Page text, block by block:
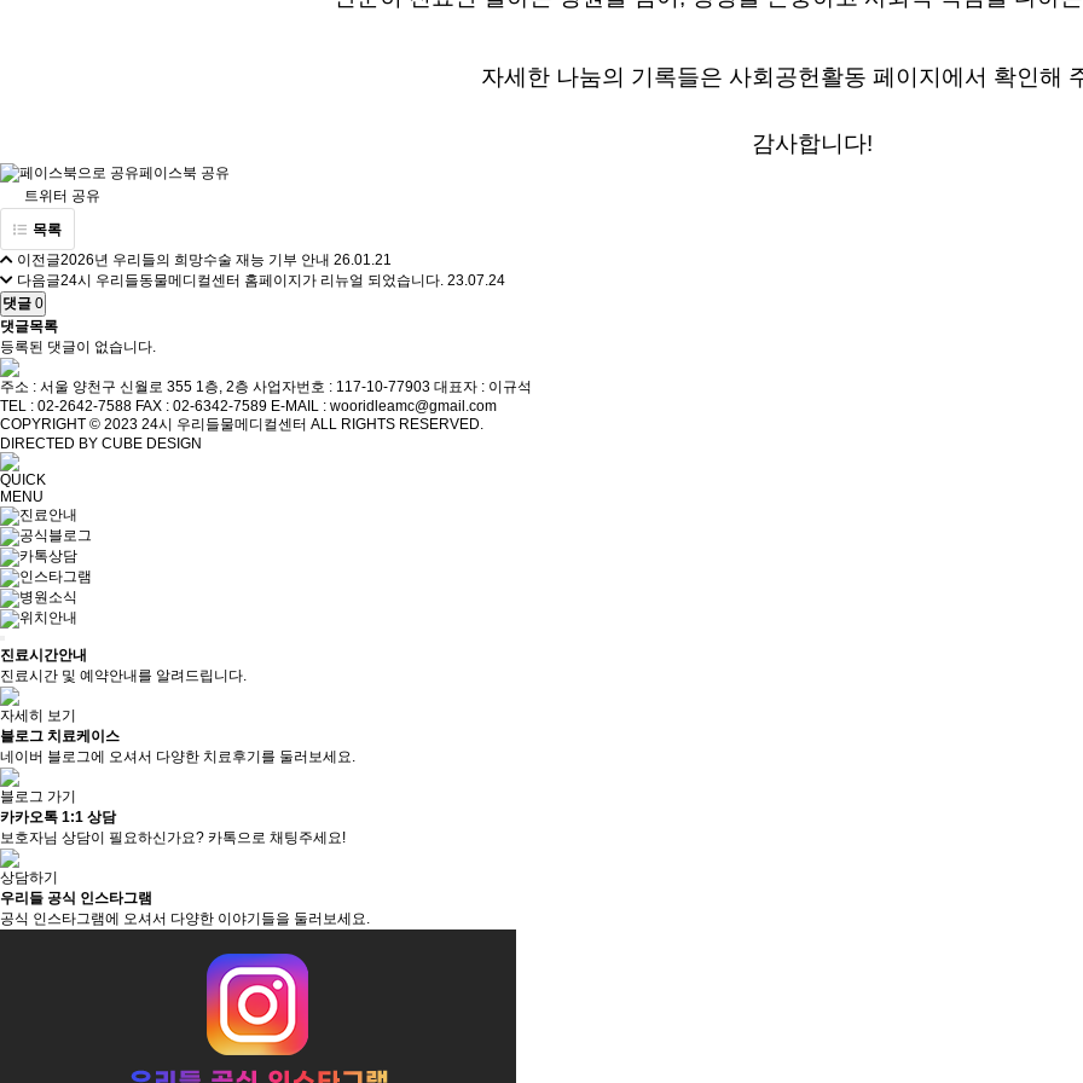
자세한 나눔의 기록들은 사회공헌활동 페이지에서 확인해
감사합니다!
페이스북 공유
트위터 공유
목록
이전글2026년 우리들의 희망수술 재능 기부 안내 26.01.21
다음글24시 우리들동물메디컬센터 홈페이지가 리뉴얼 되었습니다. 23.07.24
댓글 0
댓글목록
등록된 댓글이 없습니다.
주소 : 서울 양천구 신월로 355 1층, 2층 사업자번호 : 117-10-77903 대표자 : 이규석
TEL : 02-2642-7588 FAX : 02-6342-7589 E-MAIL : wooridleamc@gmail.com
COPYRIGHT © 2023 24시 우리들물메디컬센터 ALL RIGHTS RESERVED.
DIRECTED BY CUBE DESIGN
QUICK
MENU
진료안내
공식블로그
카톡상담
인스타그램
병원소식
위치안내
진료시간안내
진료시간 및 예약안내를 알려드립니다.
자세히 보기
블로그 치료케이스
네이버 블로그에 오셔서 다양한 치료후기를 둘러보세요.
블로그 가기
카카오톡 1:1 상담
보호자님 상담이 필요하신가요? 카톡으로 채팅주세요!
상담하기
우리들 공식 인스타그램
공식 인스타그램에 오셔서 다양한 이야기들을 둘러보세요.